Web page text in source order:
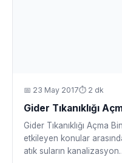
📅 23 May 2017⏱ 2 dk
Gider Tıkanıklığı
Gider Tıkanıklığı Açma
etkileyen konular
atık suların